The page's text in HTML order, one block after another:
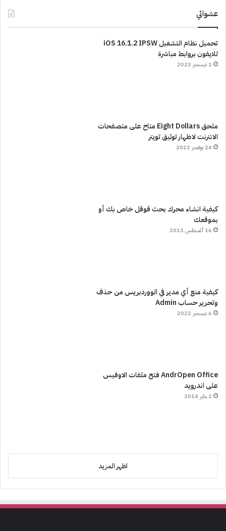
عشوائي
تحميل نظام التشغيل iOS 16.1.2 IPSW
للايفون بروابط مباشرة
1 ديسمبر 2022
ملحق Eight Dollars متاح على متصفحات
الانترنت لاظهار توثيق تويتر
24 نوفمبر 2022
كيفية انشاء محرك بحث قوقل خاص بك أو
بموقعك
16 أغسطس 2013
كيفية منع أي مدير في الووردبريس من حذف
وتحرير حساب Admin
6 ديسمبر 2022
AndrOpen Office فتح ملفات الاوفيس
على اندرويد
2 يناير 2014
اظهر المزيد